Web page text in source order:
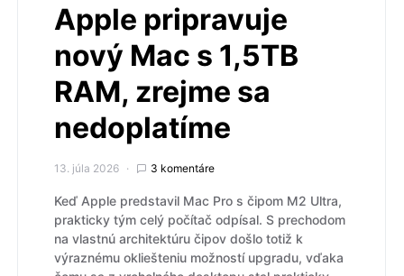
Apple pripravuje
nový Mac s 1,5TB
RAM, zrejme sa
nedoplatíme
13. júla 2026 3 komentáre
Keď Apple predstavil Mac Pro s čipom M2 Ultra,
prakticky tým celý počítač odpísal. S prechodom
na vlastnú architektúru čipov došlo totiž k
výraznému okliešteniu možností upgradu, vďaka